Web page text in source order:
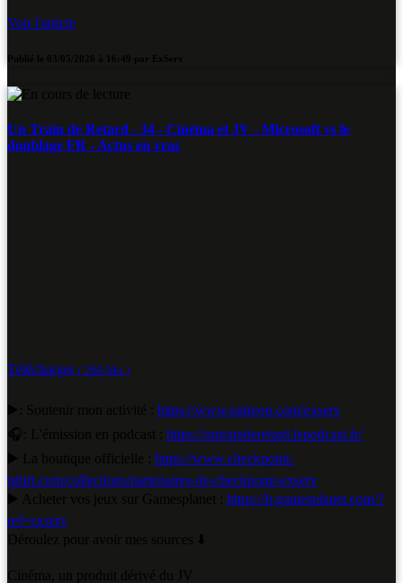
Voir l'article
Un Train de Retard - 34 - Cinéma et JV - Microsoft vs le
doublage FR - Actus en vrac
Télécharger ( 260 Mo )
https://www.patreon.com/exserv
https://untrainderetard.lepodcast.fr/
https://www.checkpoint-
tshirt.com/collections/partenaires-de-checkpoint-exserv
https://fr.gamesplanet.com/?
ref=exserv